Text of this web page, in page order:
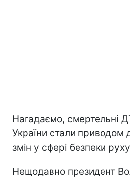
Нагадаємо, смертельні
України стали приводом
змін у сфері безпеки
Нещодавно президент